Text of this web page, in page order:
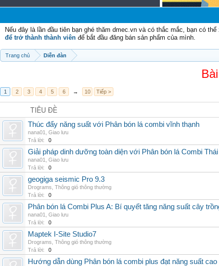
Nếu đây là lần đầu tiên bạn ghé thăm dmec.vn và có thắc mắc, bạn có
để trở thành thành viên để bắt đầu đăng bán sản phẩm của mình.
Trang chủ Diễn đàn
1 2 3 4 5 6 → 10 Tiếp >
TIÊU ĐỀ
Thúc đẩy năng suất với Phân bón lá combi vĩnh thạnh
nana01
Giao lưu
Trả lời:
0
Giải pháp dinh dưỡng toàn diện với Phân bón lá Combi Thái
nana01
Giao lưu
Trả lời:
0
geogiga seismic Pro 9.3
Drograms Thông gió thông thường
Trả lời:
0
Phân bón lá Combi Plus A: Bí quyết tăng năng suất cây
nana01
Giao lưu
Trả lời:
0
Maptek I-Site Studio7
Drograms Thông gió thông thường
Trả lời:
0
Hướng dẫn dùng Phân bón lá combi plus đạt năng suất cao